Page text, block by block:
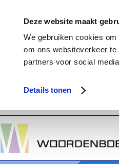
Deze website maakt
We gebruiken cookies
om ons websiteverkeer
partners voor social
Details tonen
Woordenboek.NU